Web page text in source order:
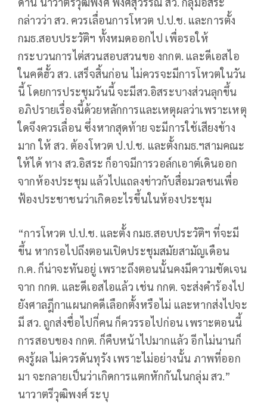
กล่าวว่า สว. ควรเลื่อนการโหวต ป.ป.ช. และการตั้ง
กมธ.สอบประวัติฯ ทั้งหมดออกไป เพื่อรอให้
กระบวนการไต่สวนสอบสวนขอ งกกต. และดีเอสไอ
ในคดีฮั้ว สว. เสร็จสิ้นก่อน ไม่ควรจะมีการโหวตในวัน
นี้ โดยการประชุมวันนี้ จะมีสว.อิสระบางส่วนลุกขึ้น
อภิปรายเรื่องนี้ด้วยหลักการและเหตุผลว่าเพราะเหตุ
ใดจึงควรเลื่อน ซึ่งหากสุดท้าย จะมีการใช้เสียงข้าง
มาก ให้ สว. ต้องโหวต ป.ป.ช. และตั้งกมธ.ฯสามคณะ
ให้ได้ ทาง สว.อิสระ ก็อาจมีการวอล์กเอาต์เดินออก
จากห้องประชุม แล้วไปแถลงข่าวกับสื่อมวลชนเพื่อ
ฟ้องประชาชนว่าเกิดอะไรขึ้นในห้องประชุม
“การโหวต ป.ป.ช. และตั้ง กมธ.สอบประวัติฯ ที่จะมี
ขึ้น หากรอไปถึงตอนเปิดประชุมสมัยสามัญเดือน
ก.ค. ก็น่าจะทันอยู่ เพราะถึงตอนนั้นคงมีความชัดเจน
จาก กกต. และดีเอสไอแล้ว เช่น กกต. จะส่งคำร้องไป
ยังศาลฎีกาแผนกคดีเลือกตั้งหรือไม่ และหากส่งไปจะ
มี สว. ถูกส่งชื่อไปกี่คน ก็ควรรอไปก่อน เพราะตอนนี้
การสอบของ กกต. ก็คืบหน้าไปมากแล้ว อีกไม่นานก็
คงรู้ผล ไม่ควรดันทุรัง เพราะไม่อย่างนั้น ภาพที่ออก
มา จะกลายเป็นว่าเกิดการแตกหักกันในกลุ่ม สว.”
นาวาตรีวุฒิพงศ์ ระบุ